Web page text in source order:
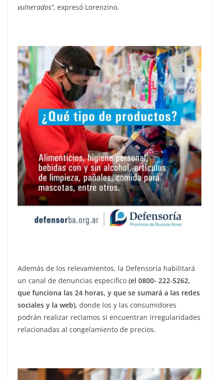
vulnerados”, expresó Lorenzino.
Además de los relevamientos, la Defensoría habilitará
un canal de denuncias específico (el 0800- 222-5262,
que funciona las 24 horas, y que se sumará a las redes
sociales y la web), donde los y las consumidores
podrán realizar reclamos si encuentran irregularidades
relacionadas al congelamiento de precios.